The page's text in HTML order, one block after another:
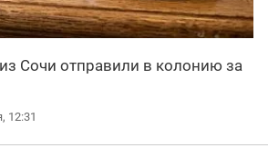
Сочи отправили в колонию за
12:31